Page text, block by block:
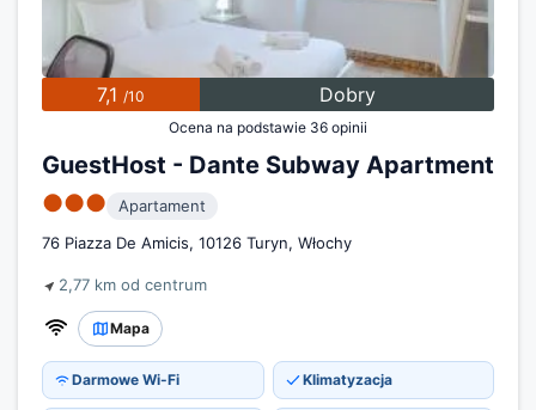
7,1 /10 Dobry
Ocena na podstawie 36 opinii
GuestHost - Dante Subway Apartment
●●●
Apartament
76 Piazza De Amicis, 10126 Turyn, Włochy
2,77 km od centrum
Mapa
Darmowe Wi-Fi Klimatyzacja